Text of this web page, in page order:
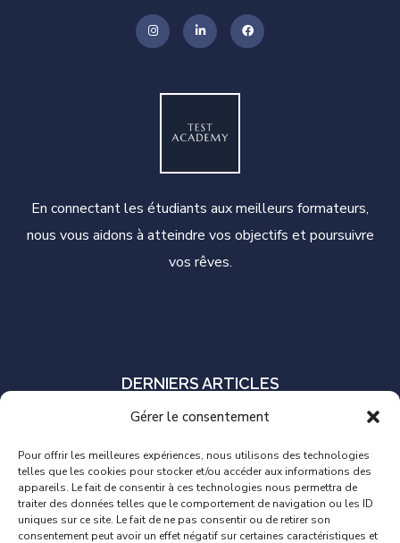
Gérer le consentement
Pour offrir les meilleures expériences, nous utilisons des technologies
telles que les cookies pour stocker et/ou accéder aux informations des
appareils. Le fait de consentir à ces technologies nous permettra de
traiter des données telles que le comportement de navigation ou les ID
uniques sur ce site. Le fait de ne pas consentir ou de retirer son
consentement peut avoir un effet négatif sur certaines caractéristiques et
En connectant les étudiants aux meilleurs formateurs,
nous vous aidons à atteindre vos objectifs et poursuivre
vos rêves.
DERNIERS ARTICLES
S’il faut en choisir un seul, quel outil
d’automatisation des tests sélectionner?
11 AOÛT 2022
Combien gagne réellement un Testeur logiciel?